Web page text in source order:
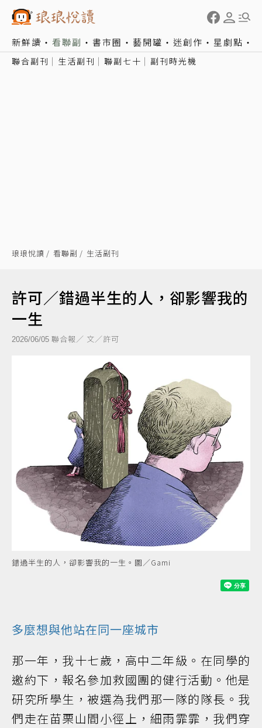
新鮮讀 看聯副 書市圈 藝開罐 迷創作 星劇點
聯合副刊 生活副刊 聯副七十 副刊時光機
琅琅悅讀 看聯副 生活副刊
許可／錯過半生的人，卻影響我的
一生
2026/06/05 聯合報／ 文／許可
錯過半生的人，卻影響我的一生。圖／Gami
多麼想與他站在同一座城市
那一年，我十七歲，高中二年級。在同學的
邀約下，報名參加救國團的健行活動。他是
研究所學生，被選為我們那一隊的隊長。我
們走在苗栗山間小徑上，細雨霏霏，我們穿